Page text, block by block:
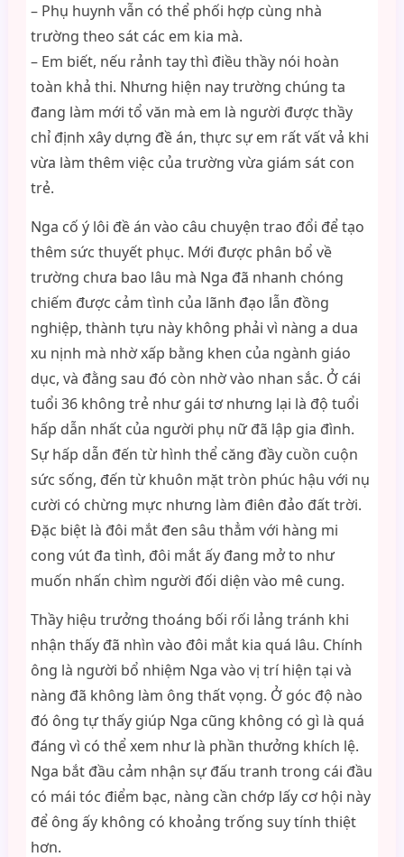
– Phụ huynh vẫn có thể phối hợp cùng nhà
trường theo sát các em kia mà.
– Em biết, nếu rảnh tay thì điều thầy nói hoàn
toàn khả thi. Nhưng hiện nay trường chúng ta
đang làm mới tổ văn mà em là người được thầy
chỉ định xây dựng đề án, thực sự em rất vất vả khi
vừa làm thêm việc của trường vừa giám sát con
trẻ.
Nga cố ý lôi đề án vào câu chuyện trao đổi để tạo
thêm sức thuyết phục. Mới được phân bổ về
trường chưa bao lâu mà Nga đã nhanh chóng
chiếm được cảm tình của lãnh đạo lẫn đồng
nghiệp, thành tựu này không phải vì nàng a dua
xu nịnh mà nhờ xấp bằng khen của ngành giáo
dục, và đằng sau đó còn nhờ vào nhan sắc. Ở cái
tuổi 36 không trẻ như gái tơ nhưng lại là độ tuổi
hấp dẫn nhất của người phụ nữ đã lập gia đình.
Sự hấp dẫn đến từ hình thể căng đầy cuồn cuộn
sức sống, đến từ khuôn mặt tròn phúc hậu với nụ
cười có chừng mực nhưng làm điên đảo đất trời.
Đặc biệt là đôi mắt đen sâu thẳm với hàng mi
cong vút đa tình, đôi mắt ấy đang mở to như
muốn nhấn chìm người đối diện vào mê cung.
Thầy hiệu trưởng thoáng bối rối lảng tránh khi
nhận thấy đã nhìn vào đôi mắt kia quá lâu. Chính
ông là người bổ nhiệm Nga vào vị trí hiện tại và
nàng đã không làm ông thất vọng. Ở góc độ nào
đó ông tự thấy giúp Nga cũng không có gì là quá
đáng vì có thể xem như là phần thưởng khích lệ.
Nga bắt đầu cảm nhận sự đấu tranh trong cái đầu
có mái tóc điểm bạc, nàng cần chớp lấy cơ hội này
để ông ấy không có khoảng trống suy tính thiệt
hơn.